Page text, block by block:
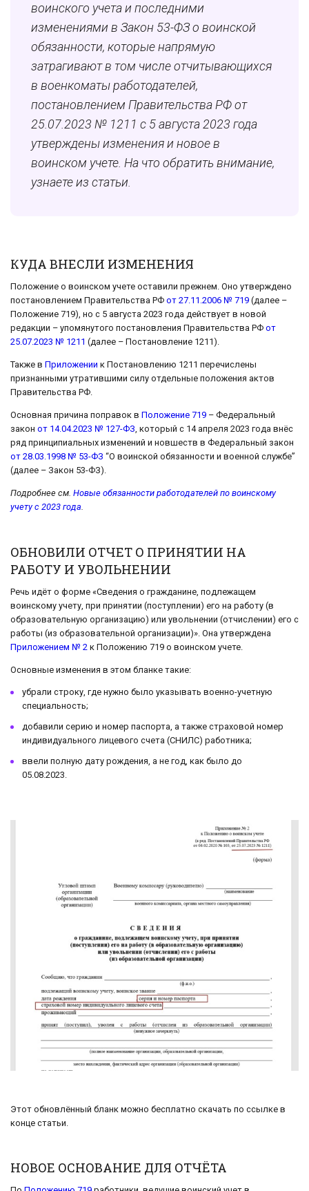
воинского учета и последними
изменениями в Закон 53-ФЗ о воинской
обязанности, которые напрямую
затрагивают в том числе отчитывающихся
в военкоматы работодателей,
постановлением Правительства РФ от
25.07.2023 № 1211 с 5 августа 2023 года
утверждены изменения и новое в
воинском учете. На что обратить внимание,
узнаете из статьи.
КУДА ВНЕСЛИ ИЗМЕНЕНИЯ
Положение о воинском учете оставили прежнем. Оно утверждено
постановлением Правительства РФ от 27.11.2006 № 719 (далее –
Положение 719), но с 5 августа 2023 года действует в новой
редакции – упомянутого постановления Правительства РФ от
25.07.2023 № 1211 (далее – Постановление 1211).
Также в Приложении к Постановлению 1211 перечислены
признанными утратившими силу отдельные положения актов
Правительства РФ.
Основная причина поправок в Положение 719 – Федеральный
закон от 14.04.2023 № 127-ФЗ, который с 14 апреля 2023 года внёс
ряд принципиальных изменений и новшеств в Федеральный закон
от 28.03.1998 № 53-ФЗ “О воинской обязанности и военной службе”
(далее – Закон 53-ФЗ).
Подробнее см. Новые обязанности работодателей по воинскому
учету с 2023 года
ОБНОВИЛИ ОТЧЕТ О ПРИНЯТИИ НА
РАБОТУ И УВОЛЬНЕНИИ
Речь идёт о форме «Сведения о гражданине, подлежащем
воинскому учету, при принятии (поступлении) его на работу (в
образовательную организацию) или увольнении (отчислении) его с
работы (из образовательной организации)». Она утверждена
Приложением № 2 к Положению 719 о воинском учете.
Основные изменения в этом бланке такие:
убрали строку, где нужно было указывать военно-учетную
специальность;
добавили серию и номер паспорта, а также страховой номер
индивидуального лицевого счета (СНИЛС) работника;
ввели полную дату рождения, а не год, как было до
05.08.2023.
Этот обновлённый бланк можно бесплатно скачать по ссылке в
конце статьи.
НОВОЕ ОСНОВАНИЕ ДЛЯ ОТЧЁТА